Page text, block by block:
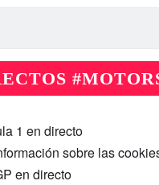
1 en directo
sobre las
en directo